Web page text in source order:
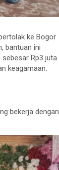
ke Bogor
bantuan ini
Rp3 juta
keagamaan.
bekerja dengan